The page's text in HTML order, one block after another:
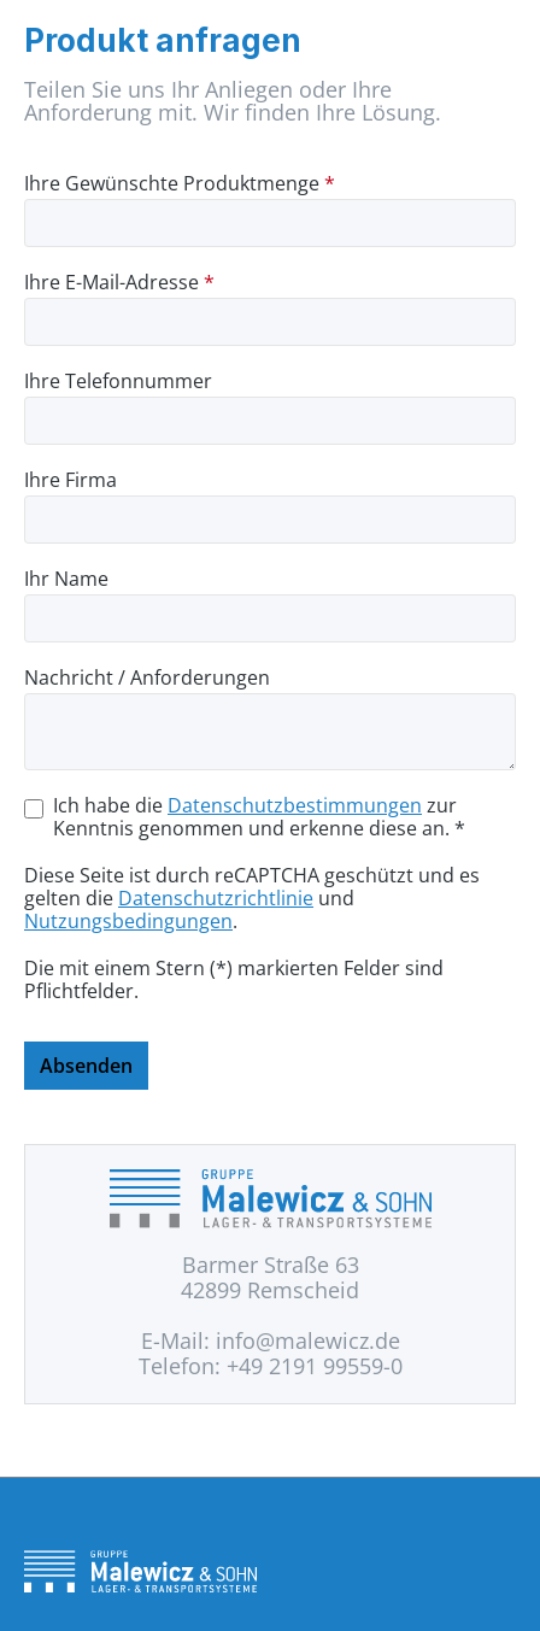
Produkt anfragen
Teilen Sie uns Ihr Anliegen oder Ihre
Anforderung mit. Wir finden Ihre Lösung.
Ihre Gewünschte Produktmenge*
Ihre E-Mail-Adresse*
Ihre Telefonnummer
Ihre Firma
Ihr Name
Nachricht / Anforderungen
Ich habe die Datenschutzbestimmungen zur
Kenntnis genommen und erkenne diese an. *
Diese Seite ist durch reCAPTCHA geschützt und es
gelten die Datenschutzrichtlinie und
Nutzungsbedingungen.
Die mit einem Stern (*) markierten Felder sind
Pflichtfelder.
Absenden
Barmer Straße 63
42899 Remscheid
E-Mail: info@malewicz.de
Telefon: +49 2191 99559-0